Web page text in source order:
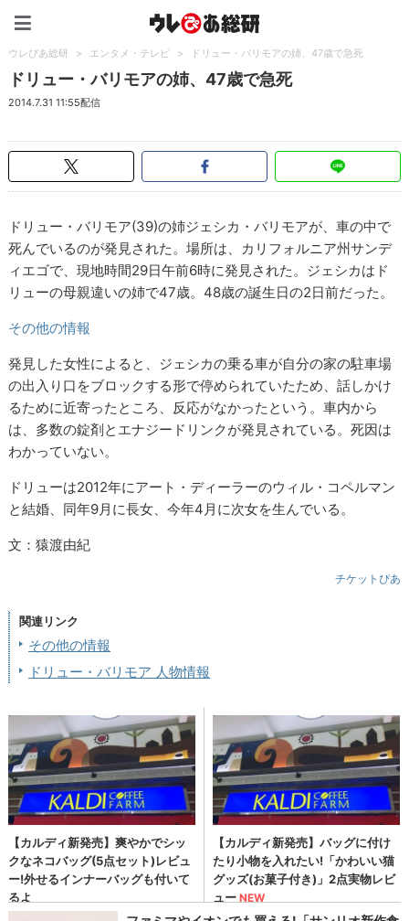
ウレぴあ総研 > エンタメ・テレビ > ドリュー・バリモアの姉、47歳で急死
ドリュー・バリモアの姉、47歳で急死
2014.7.31 11:55配信
ドリュー・バリモア(39)の姉ジェシカ・バリモアが、車の中で
死んでいるのが発見された。場所は、カリフォルニア州サンデ
ィエゴで、現地時間29日午前6時に発見された。ジェシカはド
リューの母親違いの姉で47歳。48歳の誕生日の2日前だった。
その他の情報
発見した女性によると、ジェシカの乗る車が自分の家の駐車場
の出入り口をブロックする形で停められていたため、話しかけ
るために近寄ったところ、反応がなかったという。車内から
は、多数の錠剤とエナジードリンクが発見されている。死因は
わかっていない。
ドリューは2012年にアート・ディーラーのウィル・コペルマン
と結婚、同年9月に長女、今年4月に次女を生んでいる。
文：猿渡由紀
チケットぴあ
関連リンク
その他の情報
ドリュー・バリモア 人物情報